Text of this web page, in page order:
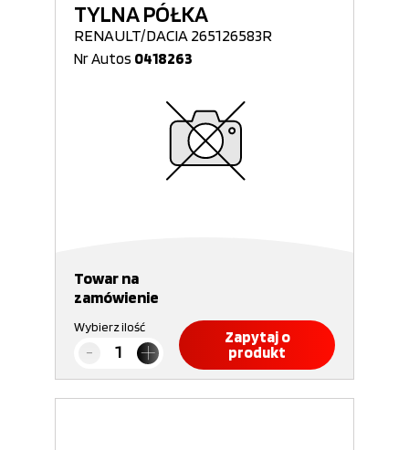
TYLNA PÓŁKA
RENAULT/DACIA 265126583R
Nr Autos 0418263
Towar na
zamówienie
Wybierz ilość
Zapytaj o
produkt